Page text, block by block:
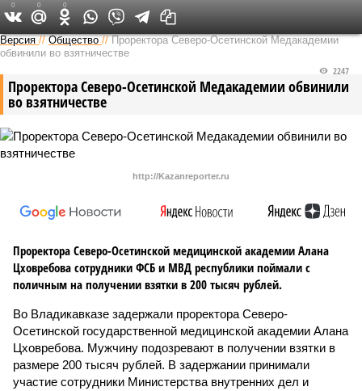
Версия на Кавказе
Версия //Общество //Проректора Северо-Осетинской Медакадемии
обвинили во взятничестве
Проректора Северо-Осетинской Медакадемии обвинили
во взятничестве
2247
http://Kazanreporter.ru
Проректора Северо-Осетинской медицинской академии Алана
Цховребова сотрудники ФСБ и МВД республики поймали с
поличным на получении взятки в 200 тысяч рублей.
Во Владикавказе задержали проректора Северо-
Осетинской государственной медицинской академии Алана
Цховребова. Мужчину подозревают в получении взятки в
размере 200 тысяч рублей. В задержании принимали
участие сотрудники Министерства внутренних дел и
0 0 0